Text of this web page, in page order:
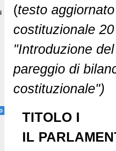
(testo
costituzionale
"Introduzione
pareggio di
costituzionale")
TITOLO I
IL